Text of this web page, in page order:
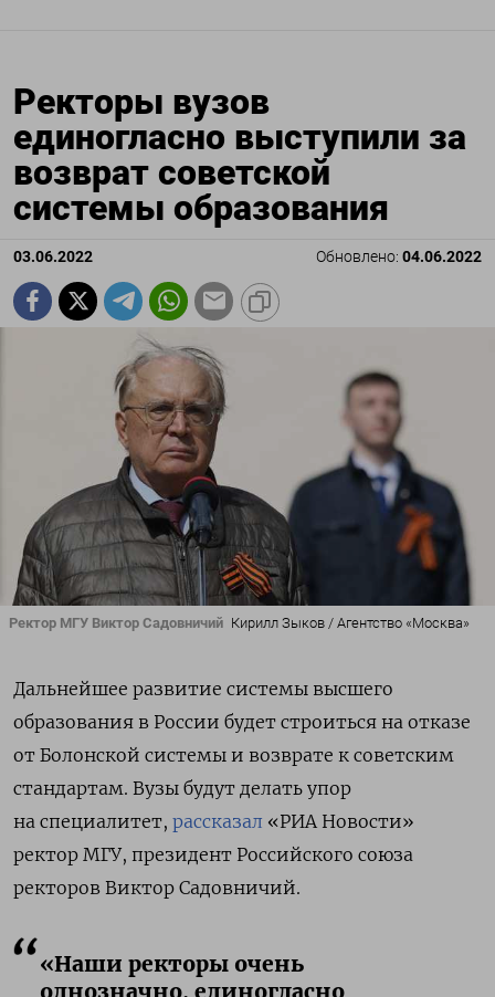
Ректоры вузов
единогласно выступили за
возврат советской
системы образования
03.06.2022 Обновлено: 04.06.2022
Ректор МГУ Виктор Садовничий Кирилл Зыков / Агентство «Москва»
Дальнейшее развитие системы высшего
образования в России будет строиться на отказе
от Болонской системы и возврате к советским
стандартам. Вузы будут делать упор
на специалитет, рассказал «РИА Новости»
ректор МГУ, президент Российского союза
ректоров Виктор Садовничий.
«Наши ректоры очень
однозначно, единогласно